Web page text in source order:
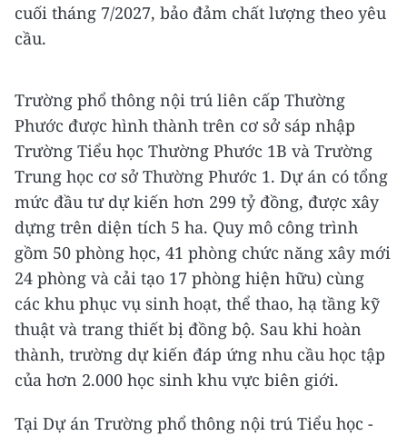
cuối tháng 7/2027, bảo đảm chất lượng theo yêu
cầu.
Trường phổ thông nội trú liên cấp Thường
Phước được hình thành trên cơ sở sáp nhập
Trường Tiểu học Thường Phước 1B và Trường
Trung học cơ sở Thường Phước 1. Dự án có tổng
mức đầu tư dự kiến hơn 299 tỷ đồng, được xây
dựng trên diện tích 5 ha. Quy mô công trình
gồm 50 phòng học, 41 phòng chức năng xây mới
24 phòng và cải tạo 17 phòng hiện hữu) cùng
các khu phục vụ sinh hoạt, thể thao, hạ tầng kỹ
thuật và trang thiết bị đồng bộ. Sau khi hoàn
thành, trường dự kiến đáp ứng nhu cầu học tập
của hơn 2.000 học sinh khu vực biên giới.
Tại Dự án Trường phổ thông nội trú Tiểu học -